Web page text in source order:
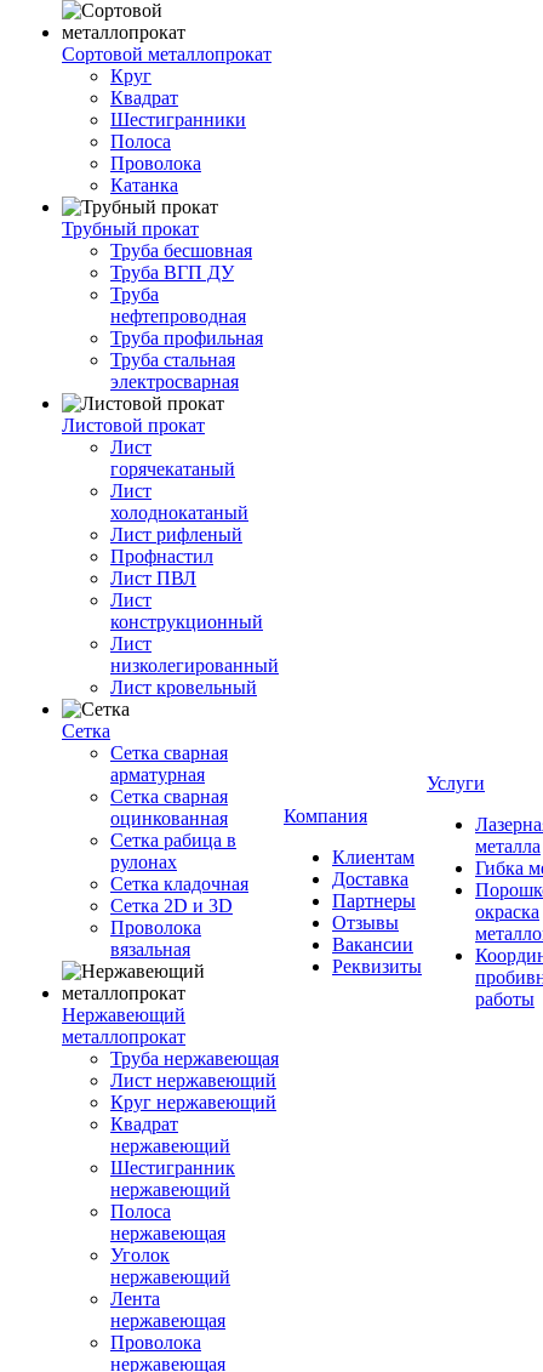
Сортовой металлопрокат
Круг
Квадрат
Шестигранники
Полоса
Проволока
Катанка
Трубный прокат
Труба бесшовная
Труба ВГП ДУ
Труба
нефтепроводная
Труба профильная
Труба стальная
электросварная
Листовой прокат
Лист
горячекатаный
Лист
холоднокатаный
Лист рифленый
Профнастил
Лист ПВЛ
Лист
конструкционный
Лист
низколегированный
Лист кровельный
Сетка
Сетка сварная
арматурная
Сетка сварная
оцинкованная
Сетка рабица в
рулонах
Сетка кладочная
Сетка 2D и 3D
Проволока
вязальная
Нержавеющий
металлопрокат
Труба нержавеющая
Лист нержавеющий
Круг нержавеющий
Квадрат
нержавеющий
Шестигранник
нержавеющий
Полоса
нержавеющая
Уголок
нержавеющий
Лента
нержавеющая
Проволока
нержавеющая
Компания
Клиентам
Доставка
Партнеры
Отзывы
Вакансии
Реквизиты
Услуги
металла
Гибка
окраска
работы